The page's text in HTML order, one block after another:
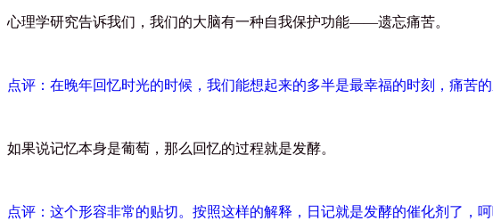
心理学研究告诉我们，我们的大脑有一种自我保护功能——遗忘痛苦。
点评：在晚年回忆时光的时候，我们能想起来的多半是最幸福的时刻，痛苦
如果说记忆本身是葡萄，那么回忆的过程就是发酵。
点评：这个形容非常的贴切。按照这样的解释，日记就是发酵的催化剂了，呵